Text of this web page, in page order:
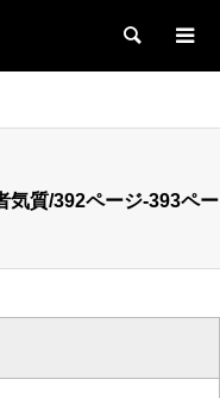
検索
質/392ページ-393ペー